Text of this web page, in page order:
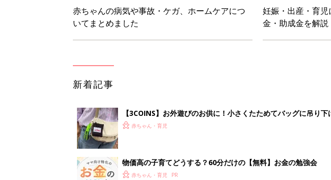
赤ちゃんの病気や事故・ケガ、ホームケアにつ
いてまとめました
妊娠・出産・育
金・助成金を解説
新着記事
【3COINS】お外遊びのお供に！小さくたためてバッグに吊り
ート」
赤ちゃん・育児
物価高の子育てどうする？60分だけの【無料】お金の勉強会
赤ちゃん・育児